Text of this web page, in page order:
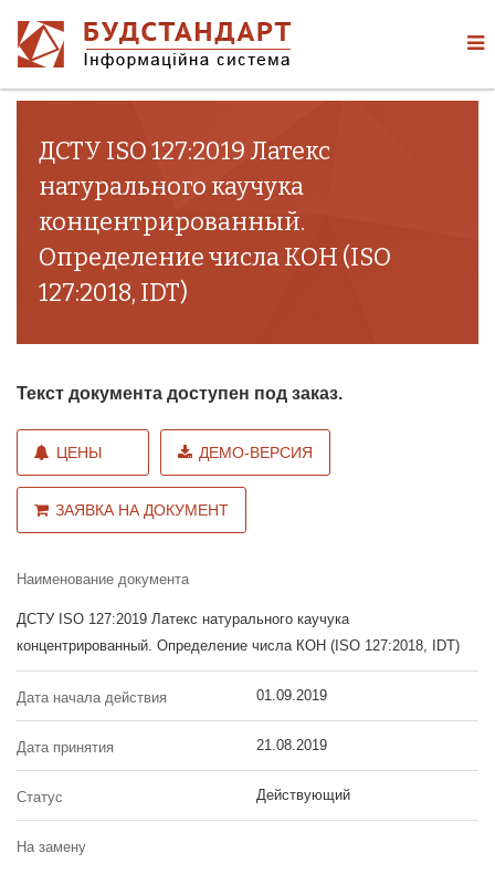
ДСТУ ISO 127:2019 Латекс
натурального каучука
концентрированный.
Определение числа КОН (ISO
127:2018, IDT)
Текст документа доступен под заказ.
ЦЕНЫ ДЕМО-ВЕРСИЯ
ЗАЯВКА НА ДОКУМЕНТ
Наименование документа
ДСТУ ISO 127:2019 Латекс натурального каучука
концентрированный. Определение числа КОН (ISO 127:2018, IDT)
Дата начала действия 01.09.2019
Дата принятия 21.08.2019
Статус Действующий
На замену